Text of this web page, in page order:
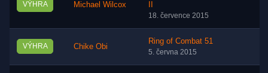
VÝHRA Michael Wilcox
18. července 2015
VÝHRA Chike Obi
Ring of Combat 51
5. června 2015